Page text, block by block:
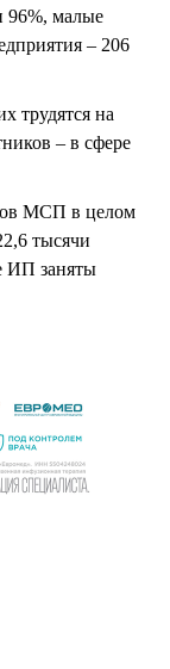
96%, малые
– 206
трудятся на
– в сфере
МСП в целом
тысячи
ИП заняты